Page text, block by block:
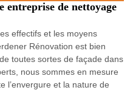
entreprise de nettoyage
effectifs et les moyens
Rénovation est bien
toutes sortes de façade dans
nous sommes en mesure
l’envergure et la nature de